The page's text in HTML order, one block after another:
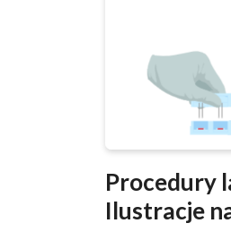
Procedury
Ilustracje